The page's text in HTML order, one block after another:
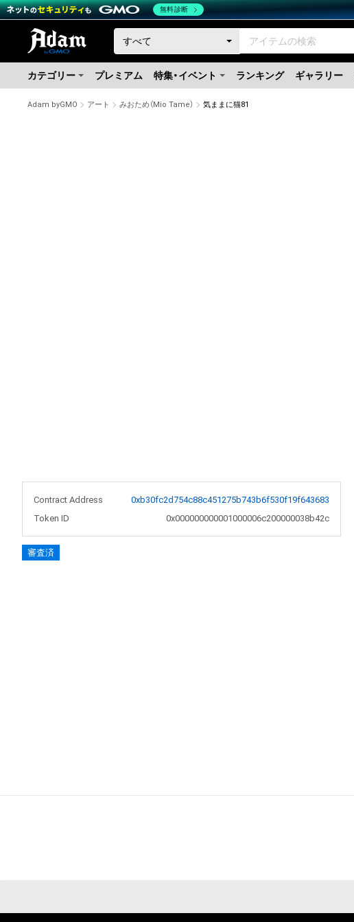
カテゴリー プレミアム 特集・イベント ランキング ギャラリー
Adam byGMO アート みおため（Mio Tame） 気ままに猫81
Contract Address
0xb30fc2d754c88c451275b743b6f530f19f643683
Token ID
0x000000000001000006c200000038b42c
審査済
無料診断